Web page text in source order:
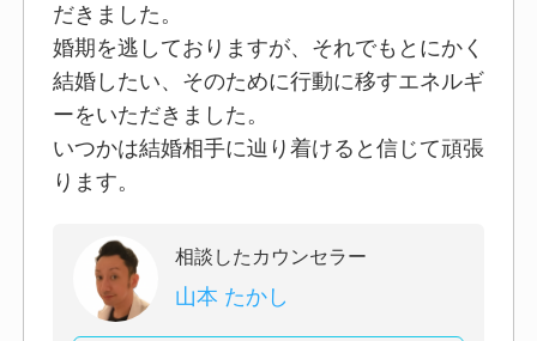
だきました。
婚期を逃しておりますが、それでもとにかく
結婚したい、そのために行動に移すエネルギ
ーをいただきました。
いつかは結婚相手に辿り着けると信じて頑張
ります。
相談したカウンセラー
山本 たかし